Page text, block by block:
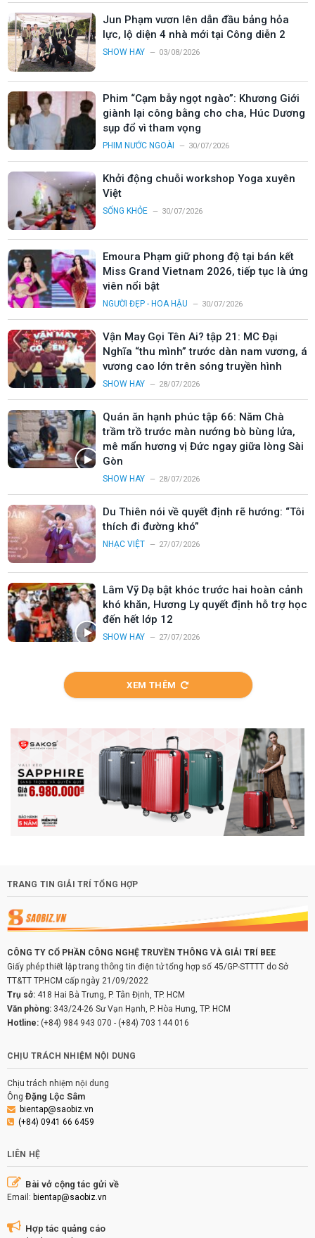
Jun Phạm vươn lên dẫn đầu bảng hỏa
lực, lộ diện 4 nhà mới tại Công diễn 2
SHOW HAY 03/08/2026
Phim “Cạm bẫy ngọt ngào”: Khương Giới
giành lại công bằng cho cha, Húc Dương
sụp đổ vì tham vọng
PHIM NƯỚC NGOÀI 30/07/2026
Khởi động chuỗi workshop Yoga xuyên
Việt
SỐNG KHỎE 30/07/2026
Emoura Phạm giữ phong độ tại bán kết
Miss Grand Vietnam 2026, tiếp tục là ứng
viên nổi bật
NGƯỜI ĐẸP - HOA HẬU 30/07/2026
Vận May Gọi Tên Ai? tập 21: MC Đại
Nghĩa “thu mình” trước dàn nam vương, á
vương cao lớn trên sóng truyền hình
SHOW HAY 28/07/2026
Quán ăn hạnh phúc tập 66: Năm Chà
trầm trồ trước màn nướng bò bùng lửa,
mê mẩn hương vị Đức ngay giữa lòng Sài
Gòn
SHOW HAY 28/07/2026
Du Thiên nói về quyết định rẽ hướng: “Tôi
thích đi đường khó”
NHẠC VIỆT 27/07/2026
Lâm Vỹ Dạ bật khóc trước hai hoàn cảnh
khó khăn, Hương Ly quyết định hỗ trợ học
đến hết lớp 12
SHOW HAY 27/07/2026
XEM THÊM
TRANG TIN GIẢI TRÍ TỔNG HỢP
CÔNG TY CỔ PHẦN CÔNG NGHỆ TRUYỀN THÔNG VÀ GIẢI TRÍ BEE
Giấy phép thiết lập trang thông tin điện tử tổng hợp số 45/GP-STTTT do Sở
TT&TT TP.HCM cấp ngày 21/09/2022
Trụ sở: 418 Hai Bà Trưng, P. Tân Định, TP. HCM
Văn phòng: 343/24-26 Sư Vạn Hạnh, P. Hòa Hưng, TP. HCM
Hotline: (+84) 984 943 070 - (+84) 703 144 016
CHỊU TRÁCH NHIỆM NỘI DUNG
Chịu trách nhiệm nội dung
Ông Đặng Lộc Sâm
bientap@saobiz.vn
(+84) 0941 66 6459
LIÊN HỆ
Bài vở cộng tác gửi về
Email: bientap@saobiz.vn
Hợp tác quảng cáo